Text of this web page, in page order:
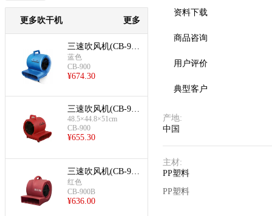
更多吹干机 更多
三速吹风机(CB-900
蓝色)
蓝色
CB-900
¥674.30
三速吹风机(CB-900
红色)
48.5×44.8×51cm
CB-900
¥655.30
三速吹风机(CB-900
B)
红色
CB-900B
¥636.00
资料下载
商品咨询
用户评价
典型客户
产地:
中国
主材:
PP塑料
PP塑料